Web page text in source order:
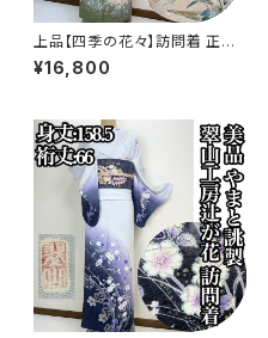
上品【四季の花々】訪問着 正絹
袷 s779
¥16,800